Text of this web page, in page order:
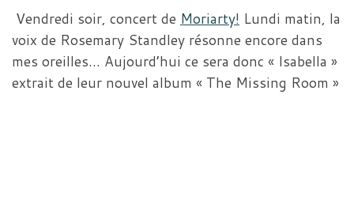
Vendredi soir, concert de Moriarty! Lundi matin, la
voix de Rosemary Standley résonne encore dans
mes oreilles… Aujourd’hui ce sera donc « Isabella »
extrait de leur nouvel album « The Missing Room »